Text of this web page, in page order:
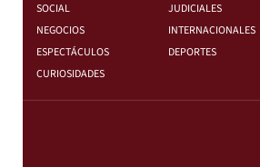
SOCIAL
JUDICIALES
NEGOCIOS
INTERNACIONALES
ESPECTÁCULOS
DEPORTES
CURIOSIDADES